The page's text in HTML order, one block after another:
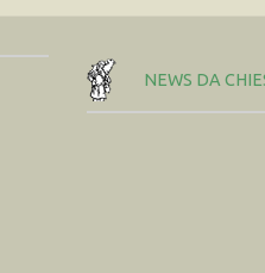
NEWS DA